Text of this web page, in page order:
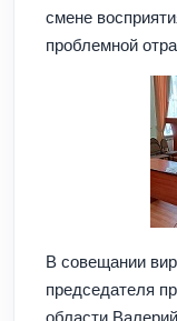
смене
проблемной
В совещании
председателя
области